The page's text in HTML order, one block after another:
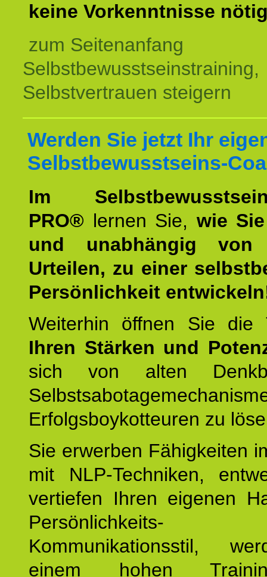
keine Vorkenntnisse
zum Seitenanfang
Selbstbewusstseinstraining,
Selbstvertrauen steigern
Werden Sie jetzt Ihr
Selbstbewusstseins-
Im
PRO® lernen Sie, wie
und unabhängig von
Urteilen, zu einer
Persönlichkeit
Weiterhin öffnen Sie
Ihren Stärken und
sich von alten
Erfolgsboykotteuren zu
Sie erwerben Fähigkeiten
mit NLP-Techniken,
vertiefen Ihren eigenen
Kommunikationsstil,
einem hohen